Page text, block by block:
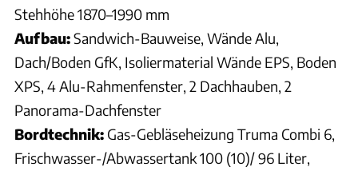
Stehhöhe 1870–1990 mm
Aufbau:Sandwich-Bauweise, Wände Alu,
Dach/Boden GfK, Isoliermaterial Wände EPS, Boden
XPS, 4 Alu-Rahmenfenster, 2 Dachhauben, 2
Panorama-Dachfenster
Bordtechnik: Gas-Gebläseheizung Truma Combi 6,
Frischwasser-/Abwassertank 100 (10)/ 96 Liter,